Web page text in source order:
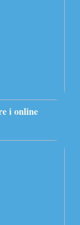
i online